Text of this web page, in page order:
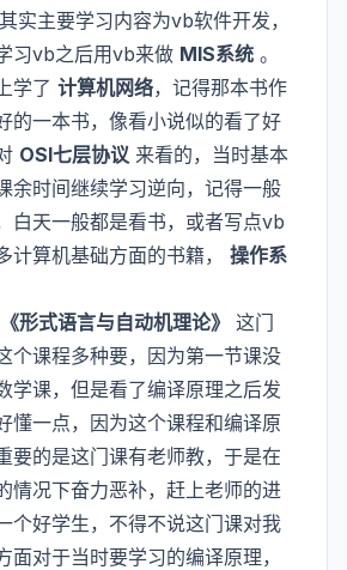
实主要学习内容为vb软件开发，
习vb之后用vb来做 MIS系统 。
学了 计算机网络，记得那本书作
的一本书，像看小说似的看了好
OSI七层协议 来看的，当时基本
余时间继续学习逆向，记得一般
白天一般都是看书，或者写点vb
计算机基础方面的书籍， 操作系
《形式语言与自动机理论》
这门
个课程多种要，因为第一节课没
学课，但是看了编译原理之后发
懂一点，因为这个课程和编译原
要的是这门课有老师教，于是在
情况下奋力恶补，赶上老师的进
个好学生，不得不说这门课对我
面对于当时要学习的编译原理，